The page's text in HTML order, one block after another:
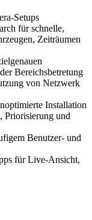
Setups
für schnelle,
Zeiträumen
Bereichsbetretung
von Netzwerk
Installation
Priorisierung und
Benutzer- und
für Live-Ansicht,